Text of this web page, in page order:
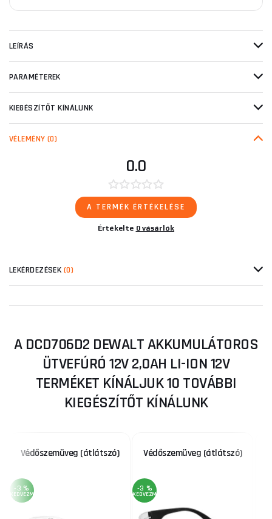
LEÍRÁS
PARAMÉTEREK
KIEGÉSZÍTŐT KÍNÁLUNK
VÉLEMÉNY (0)
0.0
A TERMÉK ÉRTÉKELÉSE
Értékelte 0 vásárlók
LEKÉRDEZÉSEK (0)
A DCD706D2 DEWALT AKKUMULÁTOROS
ÜTVEFÚRÓ 12V 2,0AH LI-ION 12V
TERMÉKET KÍNÁLJUK 10 TOVÁBBI
KIEGÉSZÍTŐT KÍNÁLUNK
Védőszemüveg (átlátszó)
-3 %
KEDVEZMÉNY
Védőszemüveg (átlátszó)
-3 %
KEDVEZMÉNY